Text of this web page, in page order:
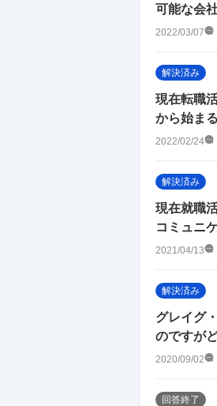
可能な会
2022/03/07
解決済み
現在転職
から始ま
2022/02/24
解決済み
現在就職
コミュニ
2021/04/13
解決済み
グレイグ
のですが
2020/09/02
回答終了